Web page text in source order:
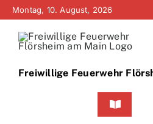
Zum
springen
Montag, 10. August, 2026
Freiwillige Feuerwehr
Toggle